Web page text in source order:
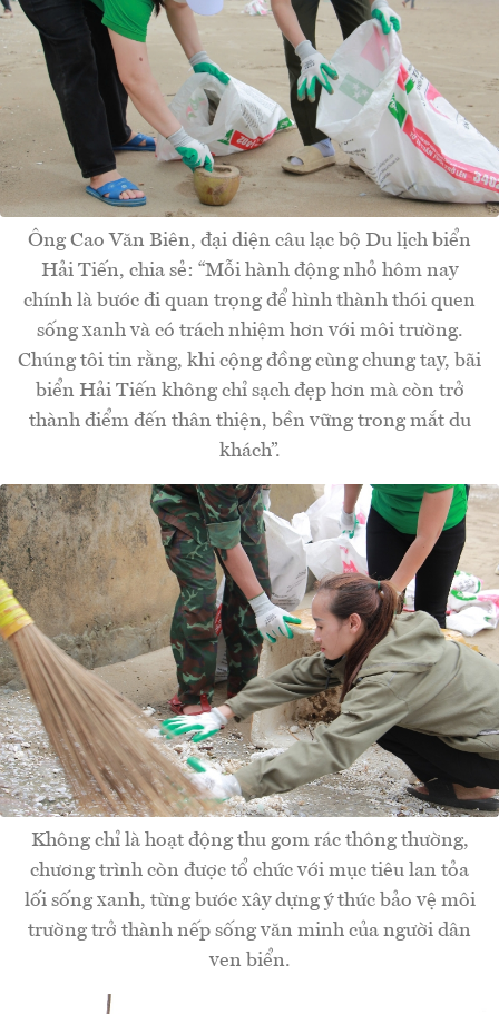
Ông Cao Văn Biên, đại diện câu lạc bộ Du lịch biển
Hải Tiến, chia sẻ: “Mỗi hành động nhỏ hôm nay
chính là bước đi quan trọng để hình thành thói quen
sống xanh và có trách nhiệm hơn với môi trường.
Chúng tôi tin rằng, khi cộng đồng cùng chung tay, bãi
biển Hải Tiến không chỉ sạch đẹp hơn mà còn trở
thành điểm đến thân thiện, bền vững trong mắt du
khách”.
Không chỉ là hoạt động thu gom rác thông thường,
chương trình còn được tổ chức với mục tiêu lan tỏa
lối sống xanh, từng bước xây dựng ý thức bảo vệ môi
trường trở thành nếp sống văn minh của người dân
ven biển.